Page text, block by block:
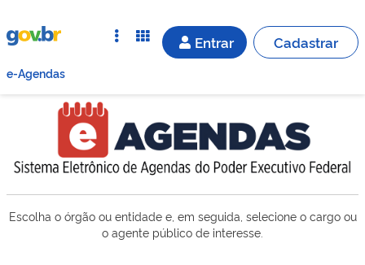
Entrar Cadastrar
e-Agendas
Escolha o órgão ou entidade e, em seguida, selecione o cargo ou
o agente público de interesse.